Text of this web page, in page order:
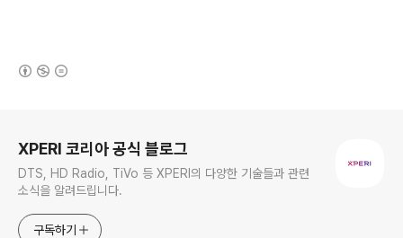
XPERI 코리아 공식 블로그
DTS, HD Radio, TiVo 등 XPERI의 다양한 기술들과 관련
소식을 알려드립니다.
구독하기